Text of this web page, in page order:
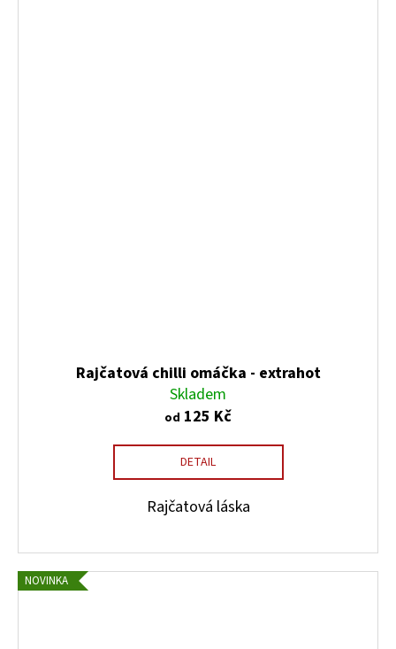
Rajčatová chilli omáčka - extrahot
Skladem
od 125 Kč
DETAIL
Rajčatová láska
NOVINKA